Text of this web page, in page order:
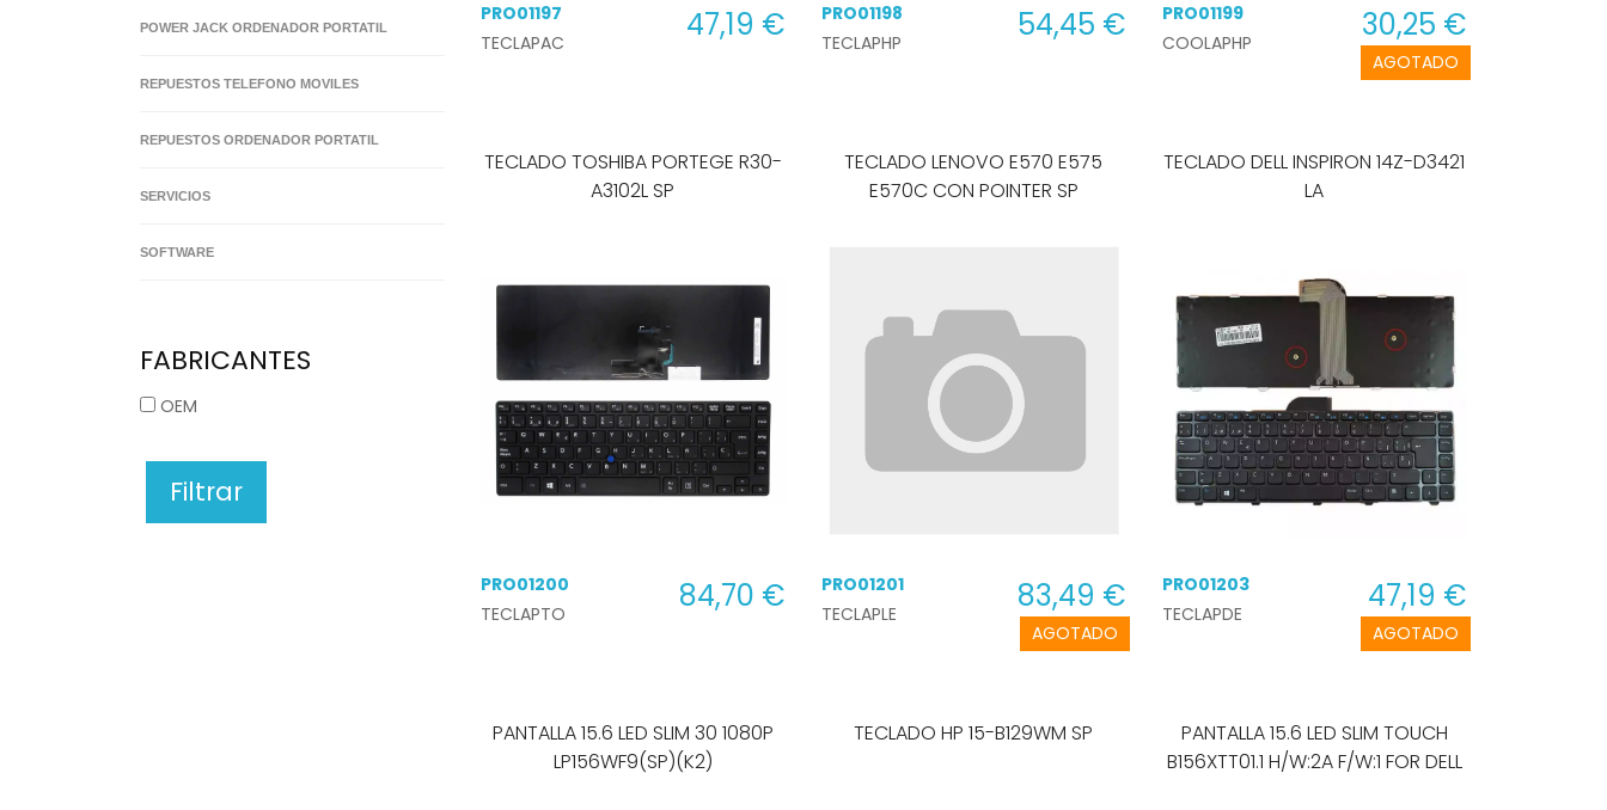
POWER JACK ORDENADOR PORTATIL
REPUESTOS TELEFONO MOVILES
REPUESTOS ORDENADOR PORTATIL
SERVICIOS
SOFTWARE
FABRICANTES
OEM
Filtrar
PRO01197
TECLAPAC
47,19 €
PRO01198
TECLAPHP
54,45 €
AGOTADO
PRO01199
COOLAPHP
30,25 €
TECLADO TOSHIBA PORTEGE R30-
A3102L SP
PRO01200
TECLAPTO
84,70 €
TECLADO LENOVO E570 E575
E570C CON POINTER SP
AGOTADO
PRO01201
TECLAPLE
83,49 €
TECLADO DELL INSPIRON 14Z-D3421
LA
AGOTADO
PRO01203
TECLAPDE
47,19 €
PANTALLA 15.6 LED SLIM 30 1080P
LP156WF9(SP)(K2)
TECLADO HP 15-B129WM SP
PANTALLA 15.6 LED SLIM TOUCH
B156XTT01.1 H/W:2A F/W:1 FOR DELL